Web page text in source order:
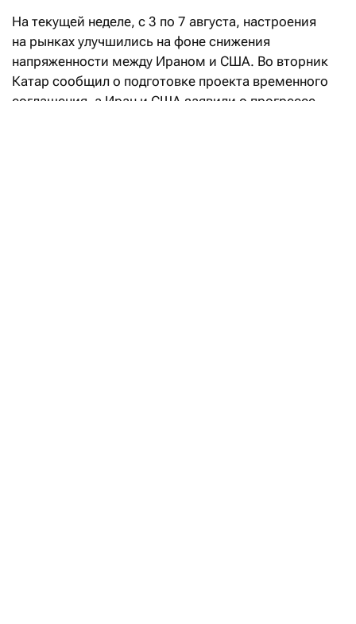
На текущей неделе, с 3 по 7 августа, настроения
на рынках улучшились на фоне снижения
напряженности между Ираном и США. Во вторник
Катар сообщил о подготовке проекта временного
соглашения, а Иран и США заявили о прогрессе